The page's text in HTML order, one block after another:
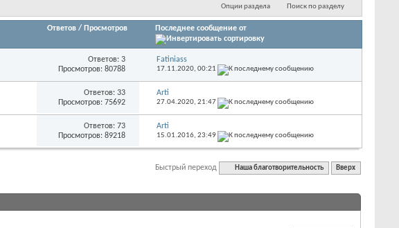
Опции раздела Поиск по разделу
Ответов / Просмотров Последнее сообщение от
Ответов: 3
Просмотров: 80788
Fatiniass
17.11.2020, 00:21
Ответов: 33
Просмотров: 75692
Arti
27.04.2020, 21:47
Ответов: 73
Просмотров: 89218
Arti
15.01.2016, 23:49
Быстрый переход Наша благотворительность Вверх